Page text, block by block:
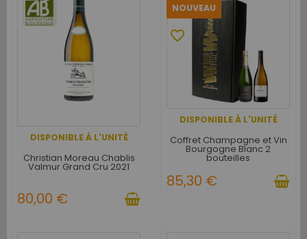
DISPONIBLE À L'UNITÉ
Christian Moreau Chablis
Valmur Grand Cru 2021
80,00 €
NOUVEAU
DISPONIBLE À L'UNITÉ
favorite_border
Coffret Champagne et Vin
Bourgogne Blanc 2
bouteilles
85,30 €